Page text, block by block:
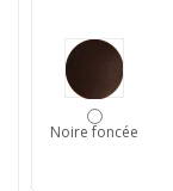
Noire foncée